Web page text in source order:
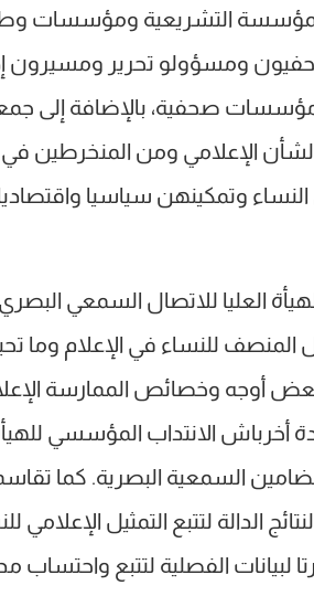
التشريعية ومؤسسات
ومسؤولو تحرير ومسيرون
صحفية، بالإضافة إلى
الإعلامي ومن المنخرطين
وتمكينهن سياسيا واقتصاديا
العليا للاتصال السمعي
المنصف للنساء في الإعلام وما
أوجه وخصائص الممارسة
أخرباش الانتداب المؤسسي
السمعية البصرية. كما
الدالة لتتبع التمثيل الإعلامي
الفصلية لتتبع واحتساب